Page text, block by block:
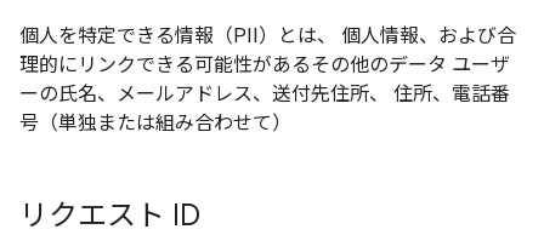
個人を特定できる情報（PII）とは、 個人情報、および合
理的にリンクできる可能性があるその他のデータ ユーザ
ーの氏名、メールアドレス、送付先住所、 住所、電話番
号（単独または組み合わせて）
リクエスト ID